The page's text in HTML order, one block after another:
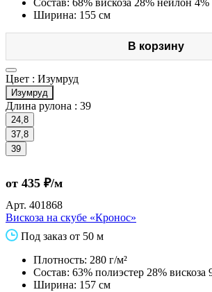
Состав: 68% вискоза 28% нейлон 4%
Ширина: 155 см
В корзину
Цвет : Изумруд
Изумруд
Длина рулона : 39
24,8
37,8
39
от 435 ₽/м
Арт. 401868
Вискоза на скубе «Кронос»
Под заказ от 50 м
Плотность: 280 г/м²
Состав: 63% полиэстер 28% вискоза
Ширина: 157 см